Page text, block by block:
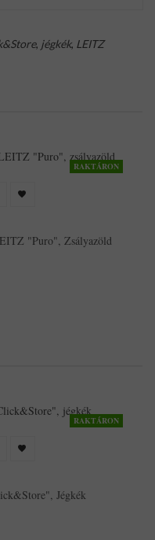
, jégkék, LEITZ
RAKTÁRON
"Puro", Zsályazöld
RAKTÁRON
Jégkék